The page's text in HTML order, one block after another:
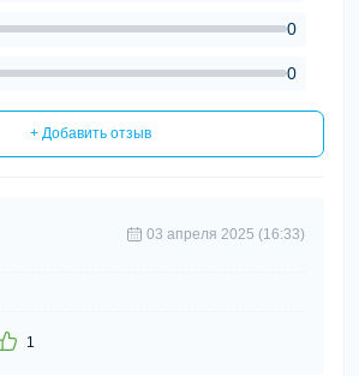
0
0
+ Добавить отзыв
03 апреля 2025 (16:33)
1